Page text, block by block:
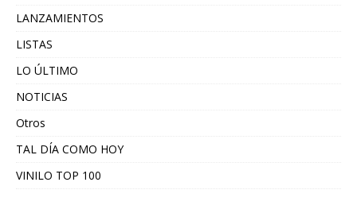
LANZAMIENTOS
LISTAS
LO ÚLTIMO
NOTICIAS
Otros
TAL DÍA COMO HOY
VINILO TOP 100